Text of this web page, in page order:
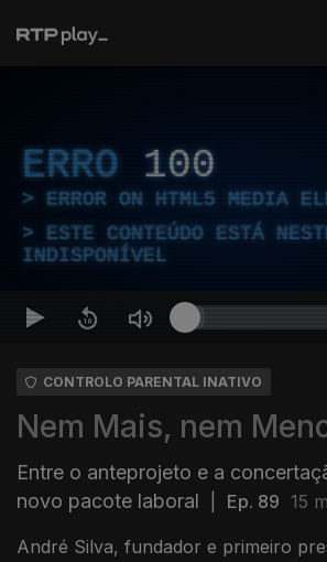
ERRO 100
ERROR ON HTML5 MEDIA
ESTE CONTEÚDO ESTÁ
INDISPONÍVEL
CONTROLO PARENTAL INATIVO
Nem Mais, nem
Entre o anteprojeto e a
novo pacote laboral
Ep. 89 15
André Silva, fundador e primeiro